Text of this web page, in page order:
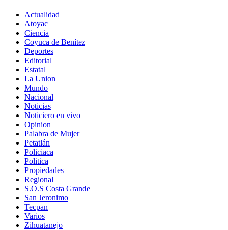
Actualidad
Atoyac
Ciencia
Coyuca de Benítez
Deportes
Editorial
Estatal
La Union
Mundo
Nacional
Noticias
Noticiero en vivo
Opinion
Palabra de Mujer
Petatlán
Policiaca
Politica
Propiedades
Regional
S.O.S Costa Grande
San Jeronimo
Tecpan
Varios
Zihuatanejo